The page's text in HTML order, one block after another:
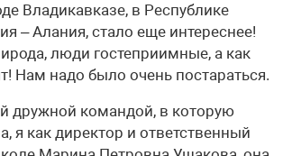
Владикавказе, в Республике
– Алания, стало еще интереснее!
люди гостеприимные, а как
Нам надо было очень постараться.
дружной командой, в которую
я как директор и ответственный